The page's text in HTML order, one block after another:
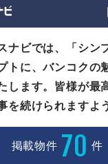
ナビでは、「シン
トに、バンコクの
します。皆様が最
を続けられますよ
掲載物件 70 件